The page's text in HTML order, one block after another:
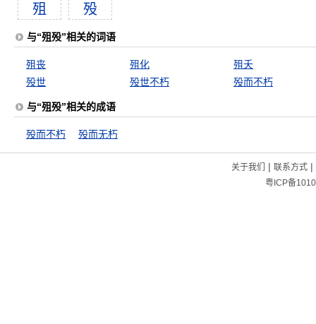
殂 殁
与“殂殁”相关的词语
殂丧 殂化
殂夭
殁世
殁世不朽 殁而不朽
与“殂殁”相关的成语
殁而不朽 殁而无朽
关于我们 | 联系方式|
粤ICP备